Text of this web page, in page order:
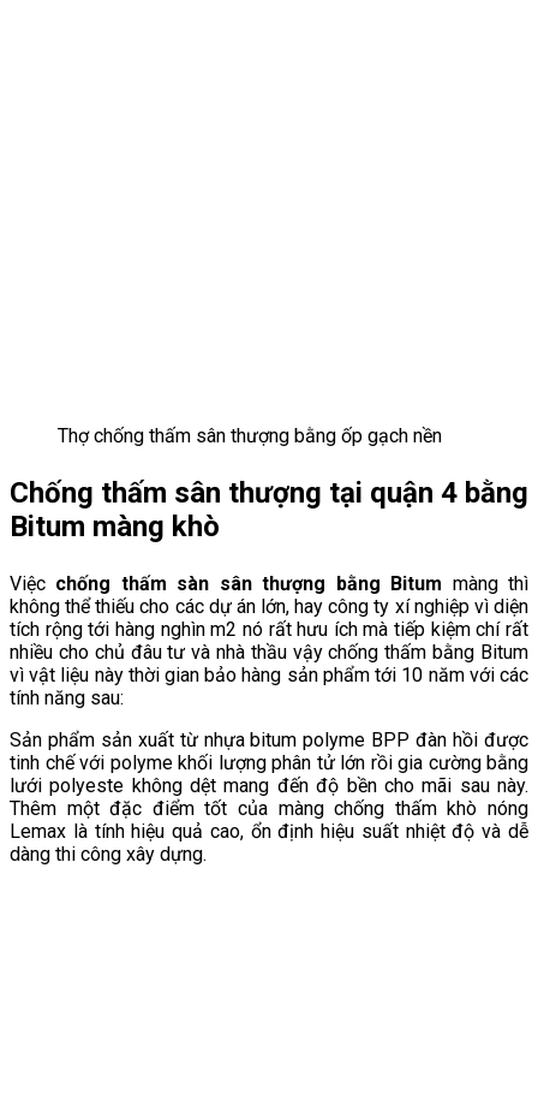
Thợ chống thấm sân thượng bằng ốp gạch nền
Chống thấm sân thượng tại quận 4 bằng
Bitum màng khò
Việc chống thấm sàn sân thượng bằng Bitum màng thì
không thể thiếu cho các dự án lớn, hay công ty xí nghiệp vì diện
tích rộng tới hàng nghìn m2 nó rất hưu ích mà tiếp kiệm chí rất
nhiều cho chủ đâu tư và nhà thầu vậy chống thấm bằng Bitum
vì vật liệu này thời gian bảo hàng sản phẩm tới 10 năm với các
tính năng sau:
Sản phẩm sản xuất từ nhựa bitum polyme BPP đàn hồi được
tinh chế với polyme khối lượng phân tử lớn rồi gia cường bằng
lưới polyeste không dệt mang đến độ bền cho mãi sau này.
Thêm một đặc điểm tốt của màng chống thấm khò nóng
Lemax là tính hiệu quả cao, ổn định hiệu suất nhiệt độ và dễ
dàng thi công xây dựng.